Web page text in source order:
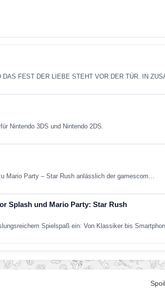
DAS FEST DER LIEBE STEHT VOR DER TÜR. IN
Nintendo 3DS und Nintendo 2DS.
Mario Party – Star Rush anlässlich der gamescom…
Splash und Mario Party: Star Rush
Spielspaß ein: Von Klassiker bis